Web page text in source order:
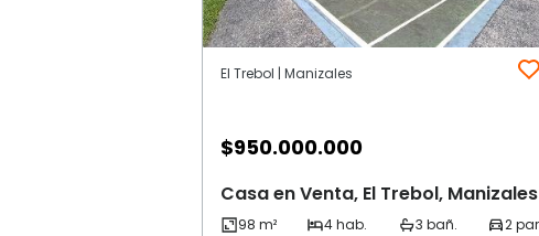
El Trebol | Manizales
$950.000.000
Casa en Venta, El Trebol, Manizales